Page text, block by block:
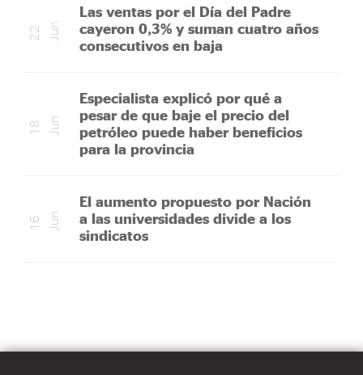
Las ventas por el Día del Padre
cayeron 0,3% y suman cuatro años
consecutivos en baja
2
2
J
u n
Especialista explicó por qué a
pesar de que baje el precio del
petróleo puede haber beneficios
para la provincia
1
8
J
u n
El aumento propuesto por Nación
a las universidades divide a los
sindicatos
1
6
J
u n